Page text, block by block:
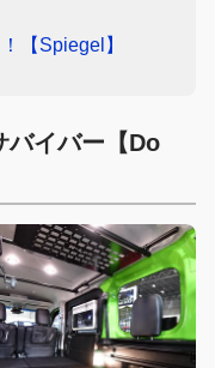
【Spiegel】
バイバー【Do